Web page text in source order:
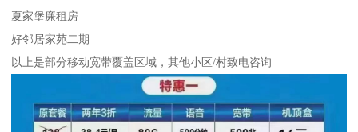
夏家堡廉租房
好邻居家苑二期
以上是部分移动宽带覆盖区域，其他小区/村致电咨询